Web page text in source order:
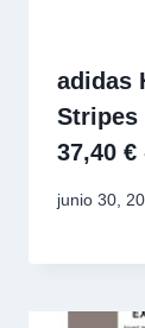
adidas
37,40 €
junio 30,